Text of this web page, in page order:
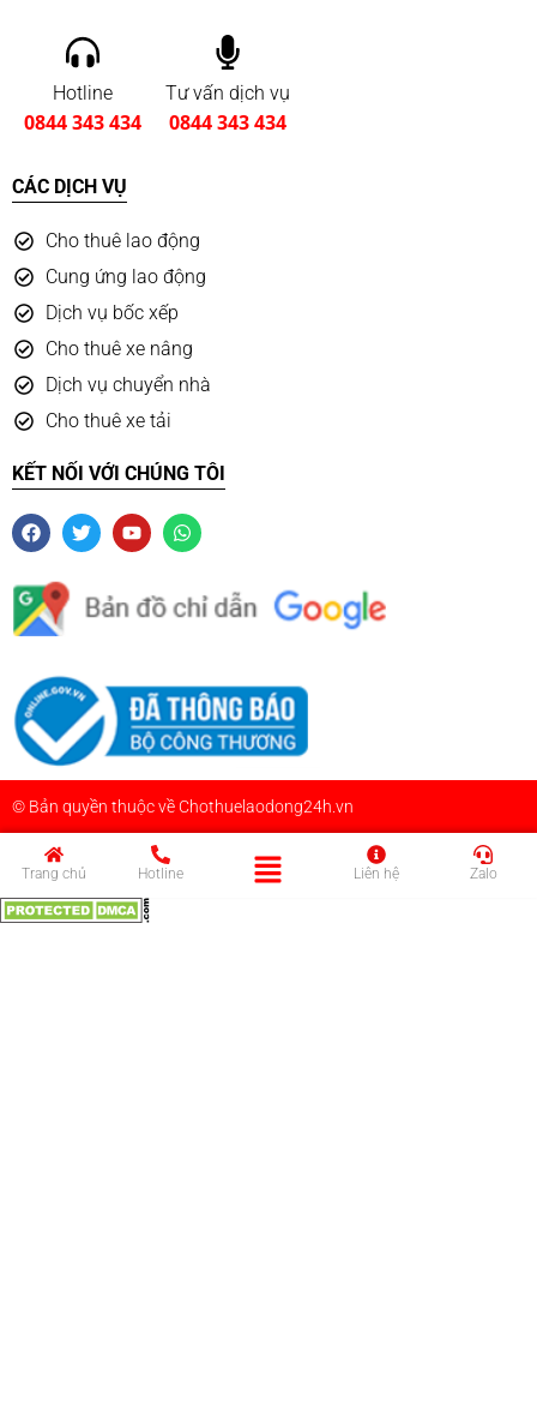
Hotline
0844 343 434
Tư vấn dịch vụ
0844 343 434
CÁC DỊCH VỤ
Cho thuê lao động
Cung ứng lao động
Dịch vụ bốc xếp
Cho thuê xe nâng
Dịch vụ chuyển nhà
Cho thuê xe tải
KẾT NỐI VỚI CHÚNG TÔI
© Bản quyền thuộc về Chothuelaodong24h.vn
Trang chủ Hotline Liên hệ Zalo